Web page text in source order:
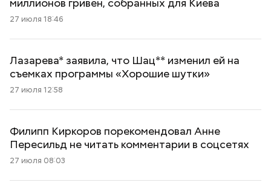
27 июля 18:46
Лазарева* заявила, что Шац** изменил ей на
съемках программы «Хорошие шутки»
27 июля 12:58
Филипп Киркоров порекомендовал Анне
Пересильд не читать комментарии в соцсетях
27 июля 08:03